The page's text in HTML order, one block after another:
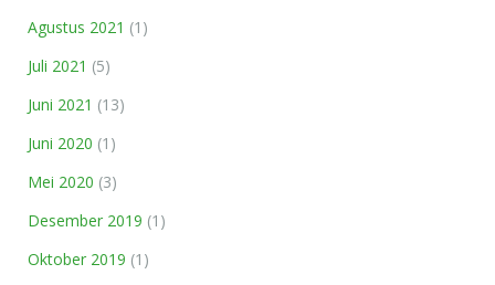
Agustus 2021 (1)
Juli 2021 (5)
Juni 2021 (13)
Juni 2020 (1)
Mei 2020 (3)
Desember 2019 (1)
Oktober 2019 (1)